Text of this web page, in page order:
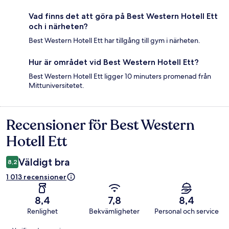
Vad finns det att göra på Best Western Hotell Ett
och i närheten?
Best Western Hotell Ett har tillgång till gym i närheten.
Hur är området vid Best Western Hotell Ett?
Best Western Hotell Ett ligger 10 minuters promenad från
Mittuniversitetet.
Recensioner
Recensioner för Best Western
Hotell Ett
8,2 Väldigt bra
1 013 recensioner
8,4
Renlighet
7,8
Bekvämligheter
8,4
Personal och service